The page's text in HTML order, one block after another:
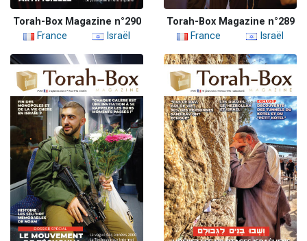
Torah-Box Magazine n°290
France
Israël
Torah-Box Magazine n°289
France
Israël